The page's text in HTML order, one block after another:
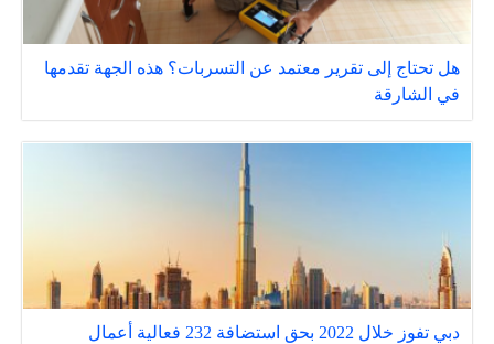
هل تحتاج إلى تقرير معتمد عن التسربات؟ هذه الجهة تقدمها
في الشارقة
دبي تفوز خلال 2022 بحق استضافة 232 فعالية أعمال